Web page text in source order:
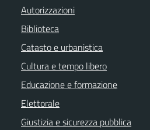
Autorizzazioni
Biblioteca
Catasto e urbanistica
Cultura e tempo libero
Educazione e formazione
Elettorale
Giustizia e sicurezza pubblica